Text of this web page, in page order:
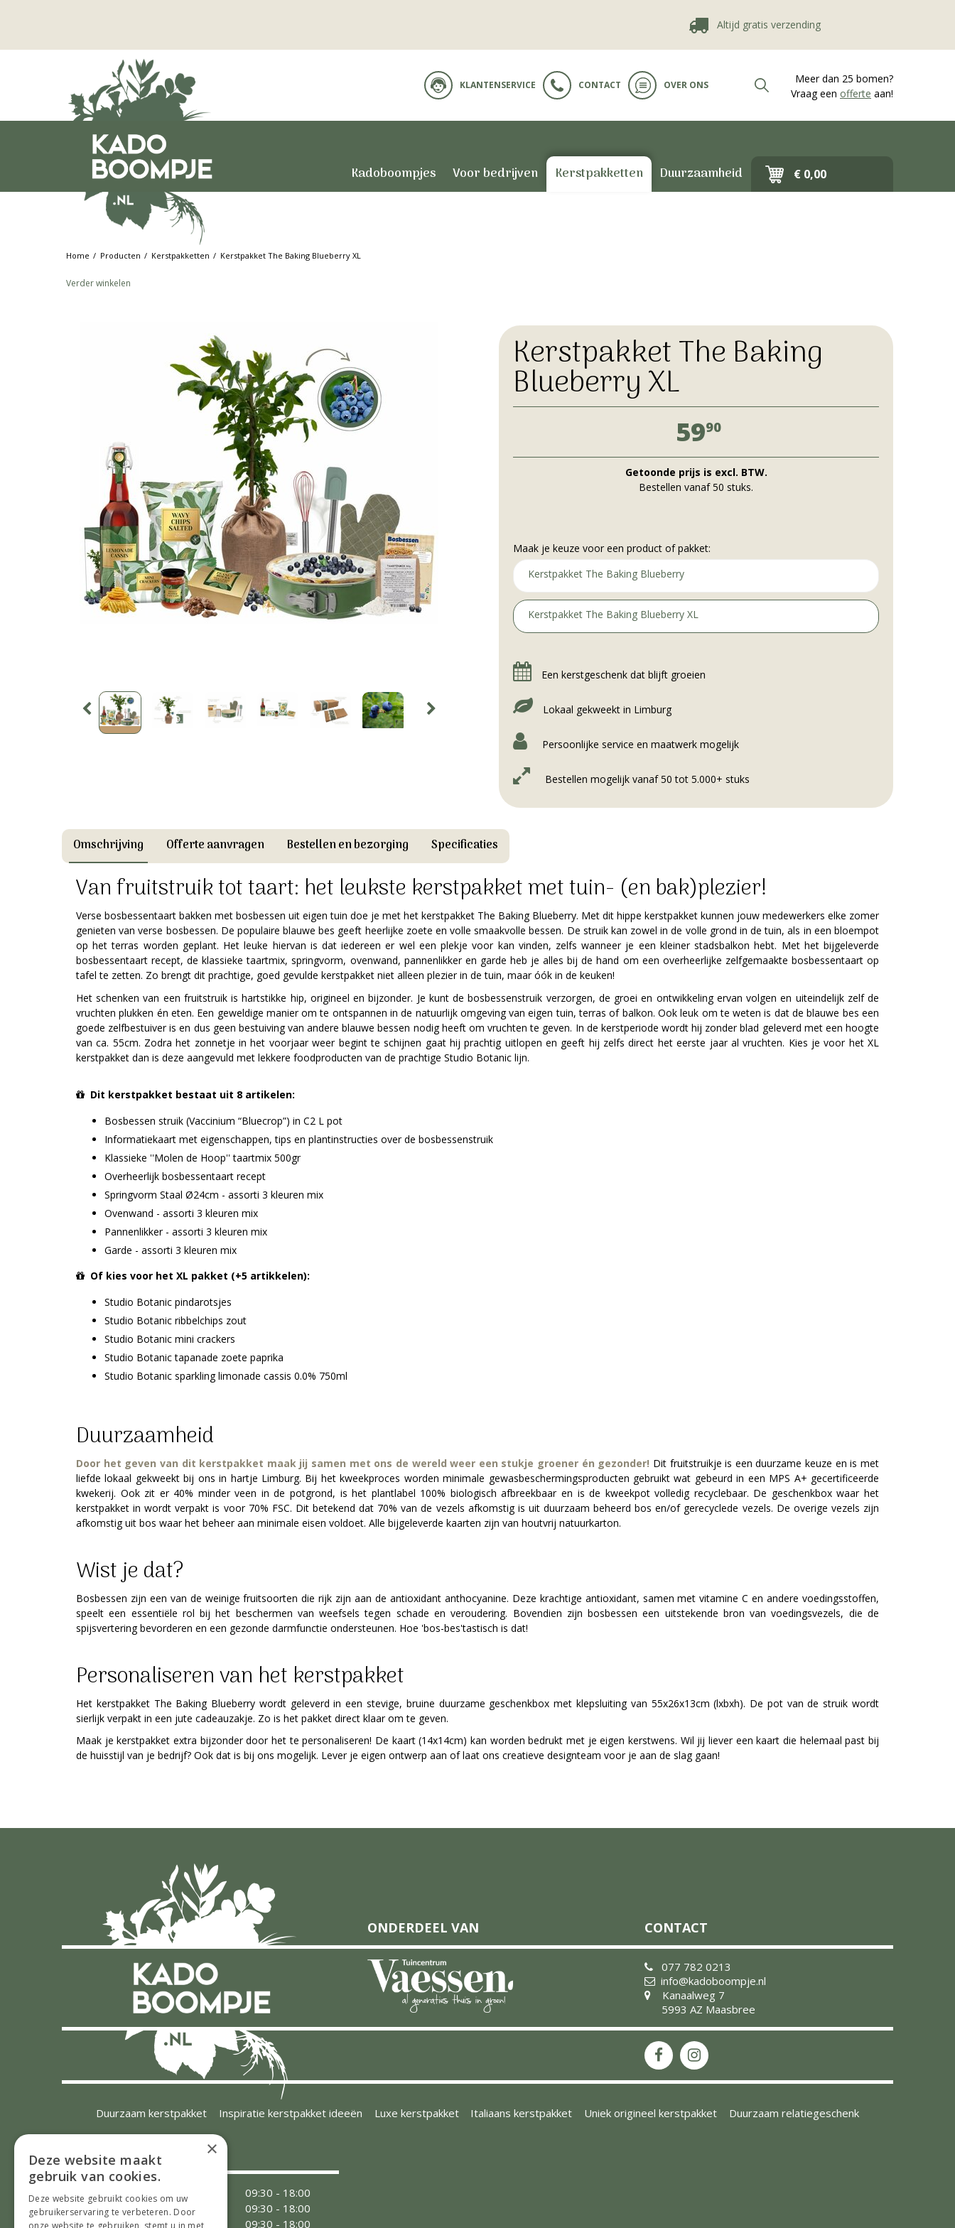
Home Producten Kerstpakketten Kerstpakket The Baking Blueberry XL
KLANTENSERVICE CONTACT OVER ONS
Altijd gratis verzending
Meer dan 25 bomen?
Vraag een offerte aan!
Kadoboompjes Voor bedrijven Kerstpakketten Duurzaamheid € 0,00
Verder winkelen
Kerstpakket The Baking
Blueberry XL
5990
Getoonde prijs is excl. BTW.
Bestellen vanaf 50 stuks.
Maak je keuze voor een product of pakket:
Kerstpakket The Baking Blueberry
Kerstpakket The Baking Blueberry XL
Een kerstgeschenk dat blijft groeien
Lokaal gekweekt in Limburg
Persoonlijke service en maatwerk mogelijk
Bestellen mogelijk vanaf 50 tot 5.000+ stuks
Omschrijving Offerte aanvragen Bestellen en bezorging Specificaties
Van fruitstruik tot taart: het leukste kerstpakket met tuin- (en bak)plezier!
Verse bosbessentaart bakken met bosbessen uit eigen tuin doe je met het kerstpakket The Baking Blueberry. Met dit hippe kerstpakket kunnen jouw medewerkers elke zomer
genieten van verse bosbessen. De populaire blauwe bes geeft heerlijke zoete en volle smaakvolle bessen. De struik kan zowel in de volle grond in de tuin, als in een bloempot
op het terras worden geplant. Het leuke hiervan is dat iedereen er wel een plekje voor kan vinden, zelfs wanneer je een kleiner stadsbalkon hebt. Met het bijgeleverde
bosbessentaart recept, de klassieke taartmix, springvorm, ovenwand, pannenlikker en garde heb je alles bij de hand om een overheerlijke zelfgemaakte bosbessentaart op
tafel te zetten. Zo brengt dit prachtige, goed gevulde kerstpakket niet alleen plezier in de tuin, maar óók in de keuken!
Het schenken van een fruitstruik is hartstikke hip, origineel en bijzonder. Je kunt de bosbessenstruik verzorgen, de groei en ontwikkeling ervan volgen en uiteindelijk zelf de
vruchten plukken én eten. Een geweldige manier om te ontspannen in de natuurlijk omgeving van eigen tuin, terras of balkon. Ook leuk om te weten is dat de blauwe bes een
goede zelfbestuiver is en dus geen bestuiving van andere blauwe bessen nodig heeft om vruchten te geven. In de kerstperiode wordt hij zonder blad geleverd met een hoogte
van ca. 55cm. Zodra het zonnetje in het voorjaar weer begint te schijnen gaat hij prachtig uitlopen en geeft hij zelfs direct het eerste jaar al vruchten. Kies je voor het XL
kerstpakket dan is deze aangevuld met lekkere foodproducten van de prachtige Studio Botanic lijn.
Dit kerstpakket bestaat uit 8 artikelen:
Bosbessen struik (Vaccinium “Bluecrop”) in C2 L pot
Informatiekaart met eigenschappen, tips en plantinstructies over de bosbessenstruik
Klassieke ''Molen de Hoop'' taartmix 500gr
Overheerlijk bosbessentaart recept
Springvorm Staal Ø24cm - assorti 3 kleuren mix
Ovenwand - assorti 3 kleuren mix
Pannenlikker - assorti 3 kleuren mix
Garde - assorti 3 kleuren mix
Of kies voor het XL pakket (+5 artikkelen):
Studio Botanic pindarotsjes
Studio Botanic ribbelchips zout
Studio Botanic mini crackers
Studio Botanic tapanade zoete paprika
Studio Botanic sparkling limonade cassis 0.0% 750ml
Duurzaamheid
Door het geven van dit kerstpakket maak jij samen met ons de wereld weer een stukje groener én gezonder! Dit fruitstruikje is een duurzame keuze en is met
liefde lokaal gekweekt bij ons in hartje Limburg. Bij het kweekproces worden minimale gewasbeschermingsproducten gebruikt wat gebeurd in een MPS A+ gecertificeerde
kwekerij. Ook zit er 40% minder veen in de potgrond, is het plantlabel 100% biologisch afbreekbaar en is de kweekpot volledig recyclebaar. De geschenkbox waar het
kerstpakket in wordt verpakt is voor 70% FSC. Dit betekend dat 70% van de vezels afkomstig is uit duurzaam beheerd bos en/of gerecyclede vezels. De overige vezels zijn
afkomstig uit bos waar het beheer aan minimale eisen voldoet. Alle bijgeleverde kaarten zijn van houtvrij natuurkarton.
Wist je dat?
Bosbessen zijn een van de weinige fruitsoorten die rijk zijn aan de antioxidant anthocyanine. Deze krachtige antioxidant, samen met vitamine C en andere voedingsstoffen,
speelt een essentiële rol bij het beschermen van weefsels tegen schade en veroudering. Bovendien zijn bosbessen een uitstekende bron van voedingsvezels, die de
spijsvertering bevorderen en een gezonde darmfunctie ondersteunen. Hoe 'bos-bes'tastisch is dat!
Personaliseren van het kerstpakket
Het kerstpakket The Baking Blueberry wordt geleverd in een stevige, bruine duurzame geschenkbox met klepsluiting van 55x26x13cm (lxbxh). De pot van de struik wordt
sierlijk verpakt in een jute cadeauzakje. Zo is het pakket direct klaar om te geven.
Maak je kerstpakket extra bijzonder door het te personaliseren! De kaart (14x14cm) kan worden bedrukt met je eigen kerstwens. Wil jij liever een kaart die helemaal past bij
de huisstijl van je bedrijf? Ook dat is bij ons mogelijk. Lever je eigen ontwerp aan of laat ons creatieve designteam voor je aan de slag gaan!
ONDERDEEL VAN CONTACT
077 782 0213
info@kadoboompje.nl
Kanaalweg 7
5993 AZ Maasbree
Duurzaam kerstpakket Inspiratie kerstpakket ideeën Luxe kerstpakket Italiaans kerstpakket Uniek origineel kerstpakket Duurzaam relatiegeschenk
OPENINGSTIJDEN
Maandag
09:30 - 18:00
Dinsdag
09:30 - 18:00
Woensdag
09:30 - 18:00
×
Deze website maakt
gebruik van cookies.
Deze website gebruikt cookies om uw
gebruikerservaring te verbeteren. Door
onze website te gebruiken, stemt u in met